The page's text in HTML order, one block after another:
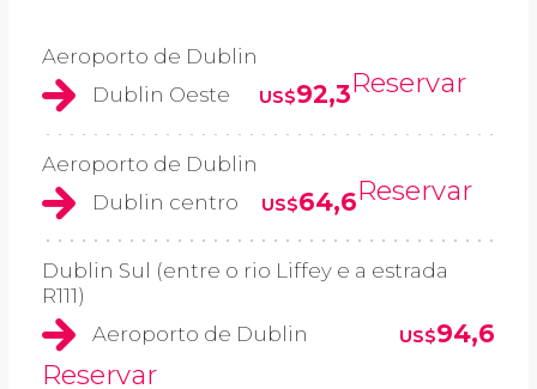
Aeroporto de Dublin
Dublin Oeste
US$92,3Reservar
Aeroporto de Dublin
Dublin centro
US$64,6Reservar
Dublin Sul (entre o rio Liffey e a estrada
R111)
Aeroporto de Dublin
US$94,6
Reservar